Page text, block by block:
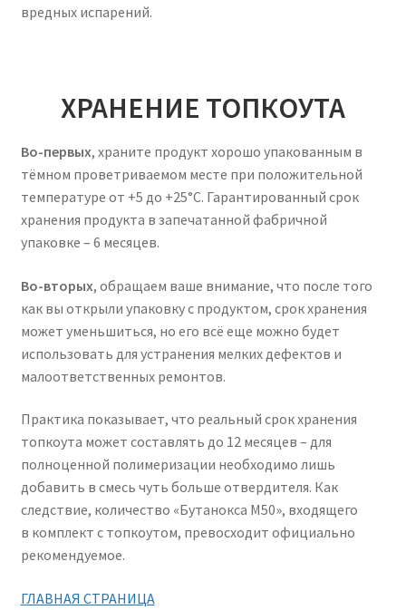
вредных испарений.
ХРАНЕНИЕ ТОПКОУТА
Во-первых, храните продукт хорошо упакованным в
тёмном проветриваемом месте при положительной
температуре от +5 до +25°С. Гарантированный срок
хранения продукта в запечатанной фабричной
упаковке – 6 месяцев.
Во-вторых, обращаем ваше внимание, что после того
как вы открыли упаковку с продуктом, срок хранения
может уменьшиться, но его всё еще можно будет
использовать для устранения мелких дефектов и
малоответственных ремонтов.
Практика показывает, что реальный срок хранения
топкоута может составлять до 12 месяцев – для
полноценной полимеризации необходимо лишь
добавить в смесь чуть больше отвердителя. Как
следствие, количество «Бутанокса M50», входящего
в комплект с топкоутом, превосходит официально
рекомендуемое.
ГЛАВНАЯ СТРАНИЦА